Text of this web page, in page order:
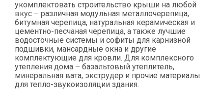
укомплектовать строительство крыши на любой
вкус – различная модульная металлочерепица,
битумная черепица, натуральная керамическая и
цементно-песчаная черепица, а также лучшие
водосточные системы и софиты для карнизной
подшивки, мансардные окна и другие
комплектующие для кровли. Для комплексного
утепления дома – базальтовый утеплитель,
минеральная вата, экструдер и прочие материалы
для тепло-звукоизоляции здания.